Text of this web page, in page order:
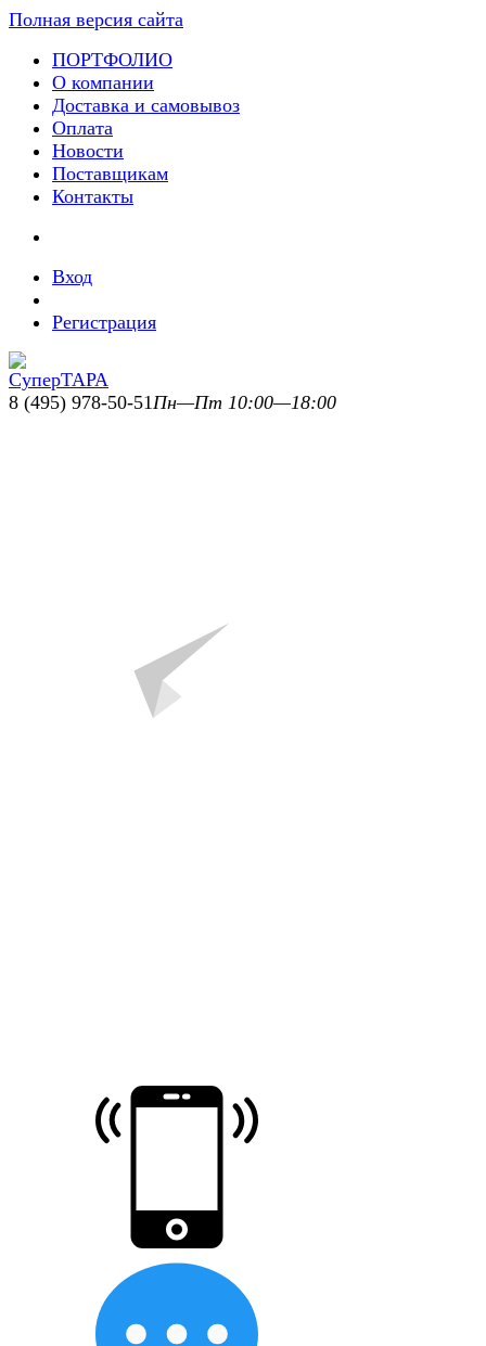
Полная версия сайта
ПОРТФОЛИО
О компании
Доставка и самовывоз
Оплата
Новости
Поставщикам
Контакты
Вход
Регистрация
8 (495) 978-50-51Пн—Пт 10:00—18:00